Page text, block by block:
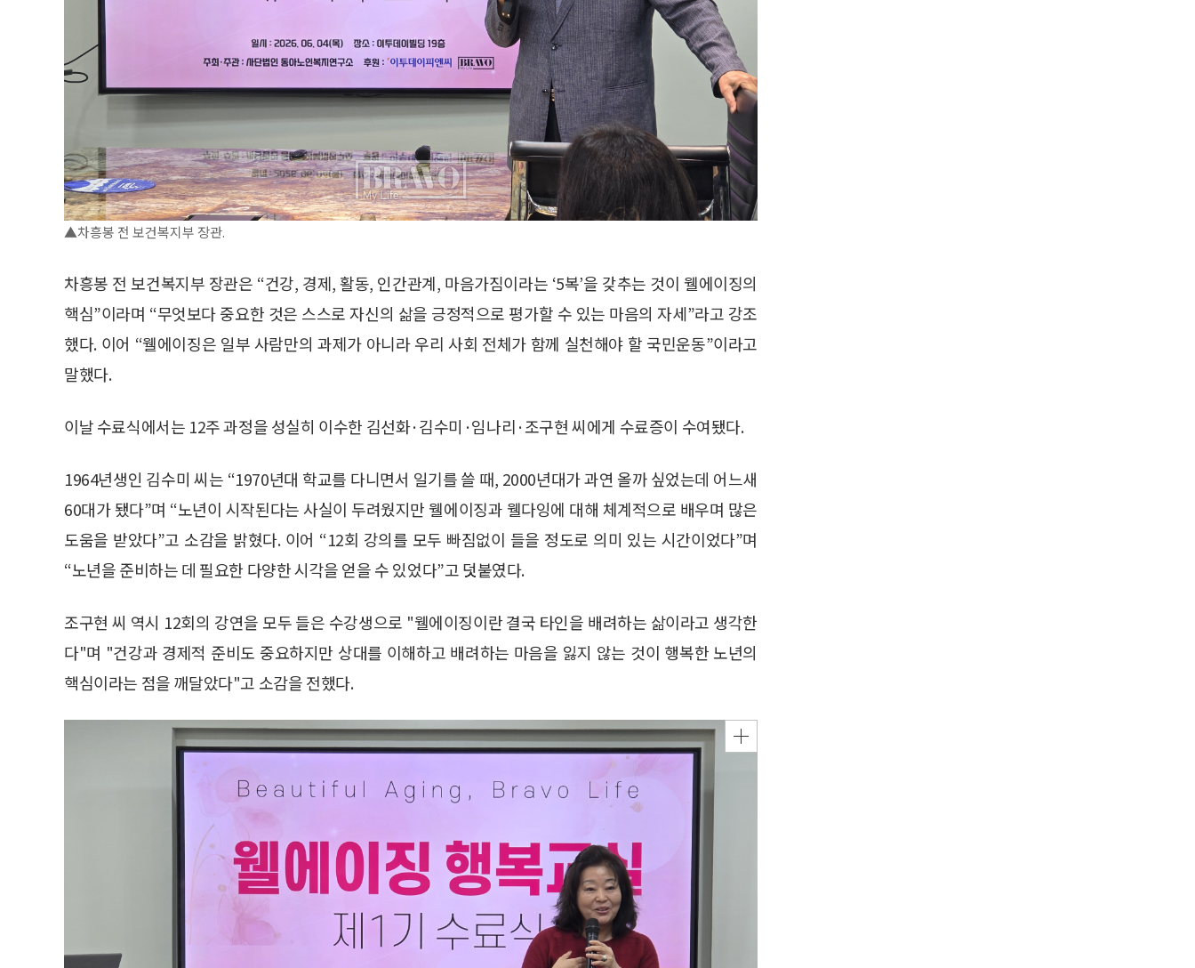
▲차흥봉 전 보건복지부 장관.
차흥봉 전 보건복지부 장관은 “건강, 경제, 활동, 인간관계, 마음가짐이라는 ‘5복’을 갖추는 것이 웰에이징의
핵심”이라며 “무엇보다 중요한 것은 스스로 자신의 삶을 긍정적으로 평가할 수 있는 마음의 자세”라고 강조
했다. 이어 “웰에이징은 일부 사람만의 과제가 아니라 우리 사회 전체가 함께 실천해야 할 국민운동”이라고
말했다.
이날 수료식에서는 12주 과정을 성실히 이수한 김선화·김수미·임나리·조구현 씨에게 수료증이 수여됐다.
1964년생인 김수미 씨는 “1970년대 학교를 다니면서 일기를 쓸 때, 2000년대가 과연 올까 싶었는데 어느새
60대가 됐다”며 “노년이 시작된다는 사실이 두려웠지만 웰에이징과 웰다잉에 대해 체계적으로 배우며 많은
도움을 받았다”고 소감을 밝혔다. 이어 “12회 강의를 모두 빠짐없이 들을 정도로 의미 있는 시간이었다”며
“노년을 준비하는 데 필요한 다양한 시각을 얻을 수 있었다”고 덧붙였다.
조구현 씨 역시 12회의 강연을 모두 들은 수강생으로 "웰에이징이란 결국 타인을 배려하는 삶이라고 생각한
다"며 "건강과 경제적 준비도 중요하지만 상대를 이해하고 배려하는 마음을 잃지 않는 것이 행복한 노년의
핵심이라는 점을 깨달았다"고 소감을 전했다.